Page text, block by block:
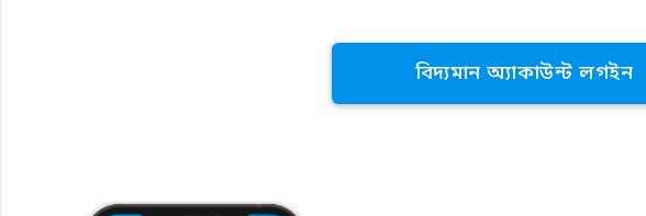
বিদ্যমান অ্যাকাউন্ট লগইন